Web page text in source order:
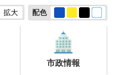
拡大 配色
市政情報